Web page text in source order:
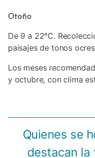
Otoño
De 9 a 22°C.
paisajes de tonos
Los meses
y octubre, con clima
Quienes se
destacan la